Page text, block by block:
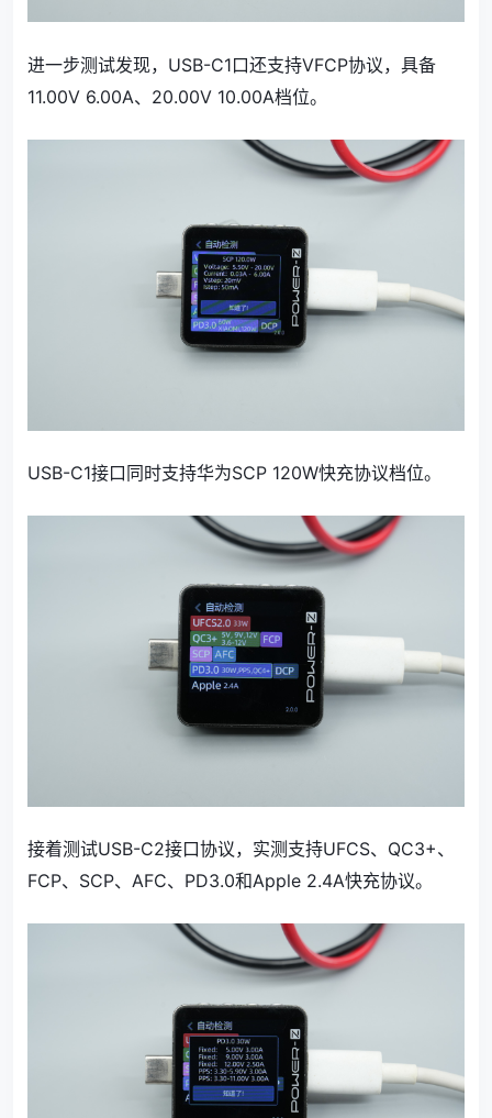
进一步测试发现，USB-C1口还支持VFCP协议，具备
11.00V 6.00A、20.00V 10.00A档位。
USB-C1接口同时支持华为SCP 120W快充协议档位。
接着测试USB-C2接口协议，实测支持UFCS、QC3+、
FCP、SCP、AFC、PD3.0和Apple 2.4A快充协议。